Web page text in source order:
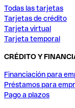
Todas las tarjetas
Tarjetas de crédito
Tarjeta virtual
Tarjeta temporal
CRÉDITO Y
Financiación para
Préstamos para
Pago a plazos